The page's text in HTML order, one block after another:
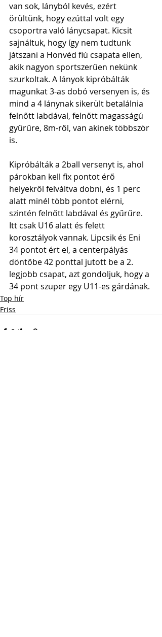
van sok, lányból kevés, ezért
örültünk, hogy ezúttal volt egy
csoportra való lánycsapat. Kicsit
sajnáltuk, hogy így nem tudtunk
játszani a Honvéd fiú csapata ellen,
akik nagyon sportszerűen nekünk
szurkoltak. A lányok kipróbálták
magunkat 3-as dobó versenyen is, és
mind a 4 lánynak sikerült betalálnia
felnőtt labdával, felnőtt magasságú
gyűrűre, 8m-ről, van akinek többször
is.
Kipróbálták a 2ball versenyt is, ahol
párokban kell fix pontot érő
helyekről felváltva dobni, és 1 perc
alatt minél több pontot elérni,
szintén felnőtt labdával és gyűrűre.
Itt csak U16 alatt és felett
korosztályok vannak. Lipcsik és Eni
34 pontot ért el, a centerpályás
döntőbe 42 ponttal jutott be a 2.
legjobb csapat, azt gondoljuk, hogy a
34 pont szuper egy U11-es gárdának.
Top hír
Friss